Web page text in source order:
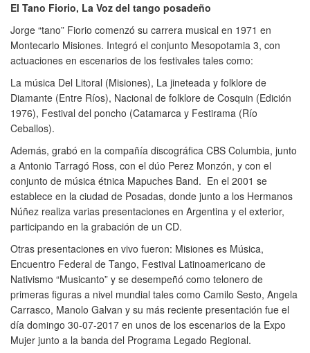
El Tano Fiorio, La Voz del tango posadeño
Jorge “tano” Fiorio comenzó su carrera musical en 1971 en
Montecarlo Misiones. Integró el conjunto Mesopotamia 3, con
actuaciones en escenarios de los festivales tales como:
La música Del Litoral (Misiones), La jineteada y folklore de
Diamante (Entre Ríos), Nacional de folklore de Cosquin (Edición
1976), Festival del poncho (Catamarca y Festirama (Río
Ceballos).
Además, grabó en la compañía discográfica CBS Columbia, junto
a Antonio Tarragó Ross, con el dúo Perez Monzón, y con el
conjunto de música étnica Mapuches Band. En el 2001 se
establece en la ciudad de Posadas, donde junto a los Hermanos
Núñez realiza varias presentaciones en Argentina y el exterior,
participando en la grabación de un CD.
Otras presentaciones en vivo fueron: Misiones es Música,
Encuentro Federal de Tango, Festival Latinoamericano de
Nativismo “Musicanto” y se desempeñó como telonero de
primeras figuras a nivel mundial tales como Camilo Sesto, Angela
Carrasco, Manolo Galvan y su más reciente presentación fue el
día domingo 30-07-2017 en unos de los escenarios de la Expo
Mujer junto a la banda del Programa Legado Regional.